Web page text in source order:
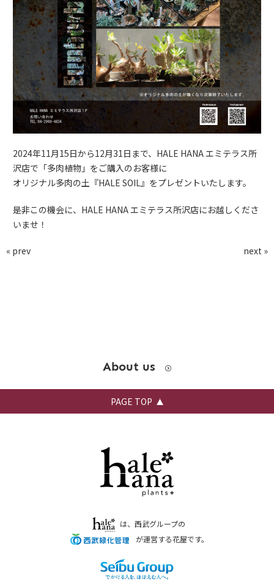
2024年11月15日から12月31日まで、HALE HANA エミテラス所
沢店で「多肉植物」をご購入のお客様に
オリジナル多肉の土『HALE SOIL』をプレゼントいたします。
是非この機会に、HALE HANA エミテラス所沢店にお越しくださ
いませ！
« prev next »
About us
PAGE TOP
は、西武グループの
が運営する花屋です。